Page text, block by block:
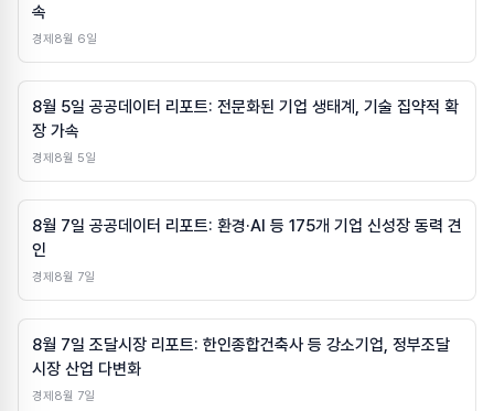
속
경제 8월 6일
8월 5일 공공데이터 리포트: 전문화된 기업 생태계, 기술 집약적 확
장 가속
경제 8월 5일
8월 7일 공공데이터 리포트: 환경·AI 등 175개 기업 신성장 동력 견
인
경제 8월 7일
8월 7일 조달시장 리포트: 한인종합건축사 등 강소기업, 정부조달
시장 산업 다변화
경제 8월 7일